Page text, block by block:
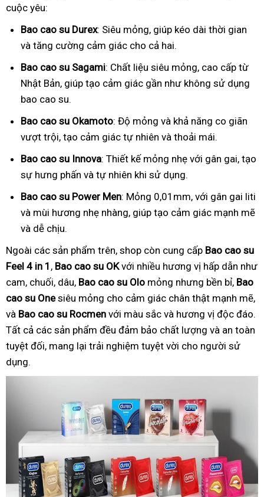
cuộc yêu:
Bao cao su Durex: Siêu mỏng, giúp kéo dài thời gian
và tăng cường cảm giác cho cả hai.
Bao cao su Sagami: Chất liệu siêu mỏng, cao cấp từ
Nhật Bản, giúp tạo cảm giác gần như không sử dụng
bao cao su.
Bao cao su Okamoto: Độ mỏng và khả năng co giãn
vượt trội, tạo cảm giác tự nhiên và thoải mái.
Bao cao su Innova: Thiết kế mỏng nhẹ với gân gai, tạo
sự hưng phấn và tự nhiên khi sử dụng.
Bao cao su Power Men: Mỏng 0,01mm, với gân gai liti
và mùi hương nhẹ nhàng, giúp tạo cảm giác mạnh mẽ
và dễ chịu.
Ngoài các sản phẩm trên, shop còn cung cấp Bao cao su
Feel 4 in 1 , Bao cao su OKvới nhiều hương vị hấp dẫn như
cam, chuối, dâu, Bao cao su Olo mỏng nhưng bền bỉ, Bao
cao su Onesiêu mỏng cho cảm giác chân thật mạnh mẽ,
và Bao cao su Rocmen với màu sắc và hương vị độc đáo.
Tất cả các sản phẩm đều đảm bảo chất lượng và an toàn
tuyệt đối, mang lại trải nghiệm tuyệt vời cho người sử
dụng.